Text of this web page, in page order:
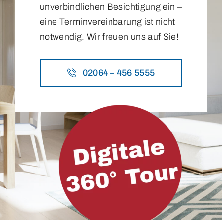
unverbindlichen Besichtigung ein –
eine Terminvereinbarung ist nicht
notwendig. Wir freuen uns auf Sie!
02064 – 456 5555